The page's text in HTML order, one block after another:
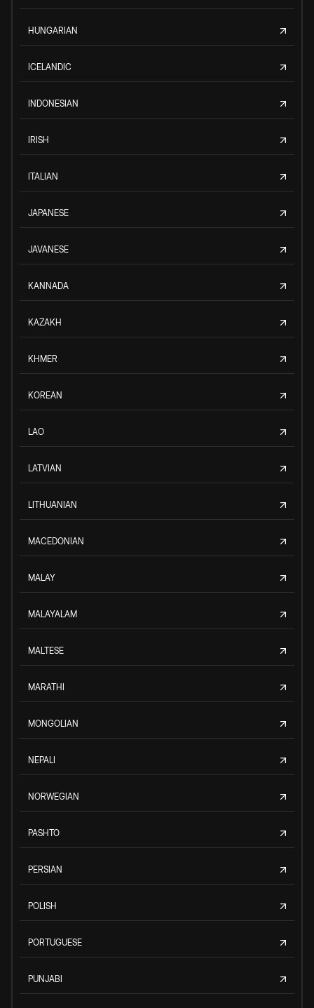
HUNGARIAN
ICELANDIC
INDONESIAN
IRISH
ITALIAN
JAPANESE
JAVANESE
KANNADA
KAZAKH
KHMER
KOREAN
LAO
LATVIAN
LITHUANIAN
MACEDONIAN
MALAY
MALAYALAM
MALTESE
MARATHI
MONGOLIAN
NEPALI
NORWEGIAN
PASHTO
PERSIAN
POLISH
PORTUGUESE
PUNJABI